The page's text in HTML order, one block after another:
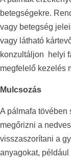
betegségekre.
vagy betegség
vagy látható
konzultáljon
helyi
megfelelő kezelés
Mulcsozás
A pálmafa tövében
megőrizni a
visszaszorítani a
anyagokat, például